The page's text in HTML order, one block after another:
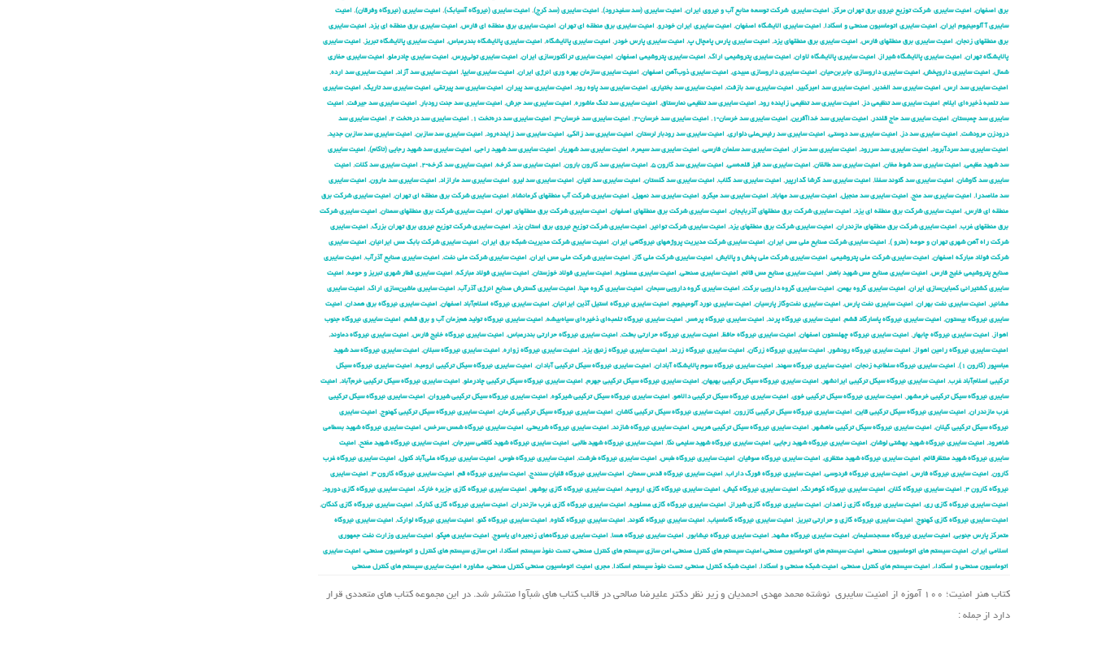
برق اصفهان, امنیت سایبری شركت توزیع نیروی برق تهران مركز , امنیت سایبری شركت توسعه منابع آب و نیروی ایران, امنیت سایبری (سد سفیدرود), امنیت سایبری (سد کرج), امنیت سایبری (نیروگاه آسیابک), امنیت سایبری (نیروگاه وفرقان), امنیت
سایبری آ آلومینیوم ایران, امنیت سایبری اتوماسیون صنعتی و اسکادا, امنیت سایبری الایشگاه اصفهان, امنیت سایبری ایران خودرو, امنیت سایبری برق منطقه ای تهران, امنیت سایبری برق منطقه ای فارس, امنیت سایبری برق منطقه ای یزد, امنیت سایبری
برق منطقهای زنجان, امنیت سایبری برق منطقهای فارس, امنیت سایبری برق منطقهای یزد, امنیت سایبری پارس پامچال پ, امنیت سایبری پارس خودر , امنیت سایبری پالایشگاه, امنیت سایبری پالایشگاه بندرعباس, امنیت سایبری پالایشگاه تبریز , امنیت سایبری
پالایشگاه تهران, امنیت سایبری پالایشگاه شیراز , امنیت سایبری پالایشگاه لاوان, امنیت سایبری پتروشیمی اراک, امنیت سایبری پتروشیمی اصفهان, امنیت سایبری تراکتورسازی ایران, امنیت سایبری تولی‌پرس, امنیت سایبری چادرملو, امنیت سایبری حفاری
شمال, امنیت سایبری داروپخش, امنیت سایبری داروسازی جابربن‌حیان, امنیت سایبری داروسازی عبیدی, امنیت سایبری ذوب‌آهن اصفهان, امنیت سایبری سازمان بهره وری انرژی ایران, امنیت سایبری سایپا, امنیت سایبری سد آزاد, امنیت سایبری سد ارده,
امنیت سایبری سد ارس, امنیت سایبری سد الغدیر , امنیت سایبری سد امیرکبیر , امنیت سایبری سد بازفت, امنیت سایبری سد بختیاری, امنیت سایبری سد پاوه رود, امنیت سایبری سد پیران, امنیت سایبری سد پیرتقی, امنیت سایبری سد تاریک, امنیت سایبری
سد تلمبه ذخیره‌ای ایلام, امنیت سایبری سد تنظیمی دز , امنیت سایبری سد تنظیمی زاینده رود, امنیت سایبری سد تنظیمی نمارستاق, امنیت سایبری سد تنگ ماشوره, امنیت سایبری سد جرش, امنیت سایبری سد جنت رودبار , امنیت سایبری سد جیرفت, امنیت
سایبری سد چمبستان, امنیت سایبری سد حاج قلندر , امنیت سایبری سد خداآفرین, امنیت سایبری سد خرسان-۱ , امنیت سایبری سد خرسان-۲ , امنیت سایبری سد خرسان-۳ , امنیت سایبری سد دره‌تخت ۱ , امنیت سایبری سد دره‌تخت ۲ , امنیت سایبری سد
درودزن مرودشت, امنیت سایبری سد دز , امنیت سایبری سد دوستی, امنیت سایبری سد رئیس‌علی دلواری, امنیت سایبری سد رودبار لرستان, امنیت سایبری سد زالکی, امنیت سایبری سد زاینده‌رود, امنیت سایبری سد سازبن, امنیت سایبری سد سازبن جدید,
امنیت سایبری سد سردآبرود, امنیت سایبری سد سررود, امنیت سایبری سد سزار , امنیت سایبری سد سلمان فارسی, امنیت سایبری سد سیمره, امنیت سایبری سد شهریار , امنیت سایبری سد شهید راجی, امنیت سایبری سد شهید رجایی (تاکام), امنیت سایبری
سد شهید عظیمی, امنیت سایبری سد شوط مغان, امنیت سایبری سد طالقان, امنیت سایبری سد قیز قلعه‌سی, امنیت سایبری سد کارون ۵ , امنیت سایبری سد کارون بارون, امنیت سایبری سد کرخه, امنیت سایبری سد کرخه-۲ , امنیت سایبری سد کلات, امنیت
سایبری سد گاوشان, امنیت سایبری سد گتوند سفلا, امنیت سایبری سد گرشا گدارپیر , امنیت سایبری سد گلاب, امنیت سایبری سد گلستان, امنیت سایبری سد لتیان, امنیت سایبری سد لیرو, امنیت سایبری سد مارازاد, امنیت سایبری سد مارون, امنیت سایبری
سد ملاصدرا, امنیت سایبری سد منج, امنیت سایبری سد منجیل, امنیت سایبری سد مهاباد, امنیت سایبری سد میکرو, امنیت سایبری سد نمهیل, امنیت سایبری شركت آب منطقهای كرمانشاه, امنیت سایبری شركت برق منطقه ای تهران, امنیت سایبری شركت برق
منطقه ای فارس, امنیت سایبری شركت برق منطقه ای یزد, امنیت سایبری شركت برق منطقهای آذربایجان, امنیت سایبری شركت برق منطقهای اصفهان, امنیت سایبری شركت برق منطقهای تهران, امنیت سایبری شركت برق منطقهای سمنان, امنیت سایبری شركت
برق منطقهای غرب, امنیت سایبری شركت برق منطقهای مازندران, امنیت سایبری شركت برق منطقهای یزد, امنیت سایبری شركت توانیر , امنیت سایبری شركت توزیع نیروی برق استان یزد, امنیت سایبری شركت توزیع نیروی برق تهران بزرگ, امنیت سایبری
شركت راه آهن شهری تهران و حومه (مترو ), امنیت سایبری شركت صنایع ملی مس ایران, امنیت سایبری شركت مدیریت پروژههای نیروگاهی ایران, امنیت سایبری شركت مدیریت شبكه برق ایران, امنیت سایبری شرکت بابک مس ایرانیان, امنیت سایبری
شرکت فولاد مبارکه اصفهان, امنیت سایبری شرکت ملی پتروشیمی, امنیت سایبری شرکت ملی پخش و پالایش, امنیت سایبری شرکت ملی گاز , امنیت سایبری شرکت ملی مس ایران, امنیت سایبری شرکت ملی نفت, امنیت سایبری صنایع آذرآب, امنیت سایبری
صنایع پتروشیمی خلیج فارس, امنیت سایبری صنایع مس شهید باهنر , امنیت سایبری صنایع مس قائم, امنیت سایبری صنعتی, امنیت سایبری عسلویه, امنیت سایبری فولاد خوزستان, امنیت سایبری فولاد مبارکه, امنیت سایبری قطار شهری تبریز و حومه, امنیت
سایبری کشتیرانی کمباین‌سازی ایران, امنیت سایبری گروه بهمن, امنیت سایبری گروه دارویی برکت, امنیت سایبری گروه دارویی سبحان, امنیت سایبری گروه مپنا, امنیت سایبری گسترش صنایع انرژی آذرآب, امنیت سایبری ماشین‌سازی اراک, امنیت سایبری
مشانیر , امنیت سایبری نفت بهران, امنیت سایبری نفت پارس, امنیت سایبری نفت‌وگاز پارسیان, امنیت سایبری نورد آلومینیوم, امنیت سایبری نیروگاه استیل آذین ایرانیان, امنیت سایبری نیروگاه اسلام‌آباد اصفهان, امنیت سایبری نیروگاه برق همدان, امنیت
سایبری نیروگاه بیستون, امنیت سایبری نیروگاه پاسارگاد قشم, امنیت سایبری نیروگاه پرند, امنیت سایبری نیروگاه پره‌سر , امنیت سایبری نیروگاه تلمبه‌ای ذخیره‌ای سیاه‌بیشه, امنیت سایبری نیروگاه تولید هم‌زمان آب و برق قشم, امنیت سایبری نیروگاه جنوب
اهواز , امنیت سایبری نیروگاه چابهار , امنیت سایبری نیروگاه چهلستون اصفهان, امنیت سایبری نیروگاه حافظ, امنیت سایبری نیروگاه حرارتی بعثت, امنیت سایبری نیروگاه حرارتی بندرعباس, امنیت سایبری نیروگاه خلیج فارس, امنیت سایبری نیروگاه دماوند,
امنیت سایبری نیروگاه رامین اهواز , امنیت سایبری نیروگاه رودشور , امنیت سایبری نیروگاه زرگان, امنیت سایبری نیروگاه زرند, امنیت سایبری نیروگاه زنبق یزد, امنیت سایبری نیروگاه زواره, امنیت سایبری نیروگاه سبلان, امنیت سایبری نیروگاه سد شهید
عباسپور (کارون ۱)
, امنیت سایبری نیروگاه سلطانیه زنجان, امنیت سایبری نیروگاه سهند, امنیت سایبری نیروگاه سوم پالایشگاه آبادان, امنیت سایبری نیروگاه سیکل ترکیبی آبادان, امنیت سایبری نیروگاه سیکل ترکیبی ارومیه, امنیت سایبری نیروگاه سیکل
ترکیبی اسلام‌آباد غرب, امنیت سایبری نیروگاه سیکل ترکیبی ایرانشهر , امنیت سایبری نیروگاه سیکل ترکیبی بهبهان, امنیت سایبری نیروگاه سیکل ترکیبی جهرم, امنیت سایبری نیروگاه سیکل ترکیبی چادرملو, امنیت سایبری نیروگاه سیکل ترکیبی خرم‌آباد, امنیت
سایبری نیروگاه سیکل ترکیبی خرمشهر , امنیت سایبری نیروگاه سیکل ترکیبی خوی, امنیت سایبری نیروگاه سیکل ترکیبی دالاهو, امنیت سایبری نیروگاه سیکل ترکیبی شیرکوه, امنیت سایبری نیروگاه سیکل ترکیبی شیروان, امنیت سایبری نیروگاه سیکل ترکیبی
غرب مازندران, امنیت سایبری نیروگاه سیکل ترکیبی قاین, امنیت سایبری نیروگاه سیکل ترکیبی کازرون, امنیت سایبری نیروگاه سیکل ترکیبی کاشان, امنیت سایبری نیروگاه سیکل ترکیبی کرمان, امنیت سایبری نیروگاه سیکل ترکیبی کهنوج, امنیت سایبری
نیروگاه سیکل ترکیبی گیلان, امنیت سایبری نیروگاه سیکل ترکیبی ماهشهر , امنیت سایبری نیروگاه سیکل ترکیبی هریس, امنیت سایبری نیروگاه شازند, امنیت سایبری نیروگاه شریعتی, امنیت سایبری نیروگاه شمس سرخس, امنیت سایبری نیروگاه شهید بسطامی
شاهرود, امنیت سایبری نیروگاه شهید بهشتی لوشان, امنیت سایبری نیروگاه شهید رجایی, امنیت سایبری نیروگاه شهید سلیمی نکا, امنیت سایبری نیروگاه شهید طالبی, امنیت سایبری نیروگاه شهید کاظمی سیرجان, امنیت سایبری نیروگاه شهید مفتح, امنیت
سایبری نیروگاه شهید منتظرقائم, امنیت سایبری نیروگاه شهید منتظری, امنیت سایبری نیروگاه صوفیان, امنیت سایبری نیروگاه طبس, امنیت سایبری نیروگاه طرشت, امنیت سایبری نیروگاه طوس, امنیت سایبری نیروگاه علی‌آباد کتول, امنیت سایبری نیروگاه غرب
کارون, امنیت سایبری نیروگاه فارس, امنیت سایبری نیروگاه فردوسی, امنیت سایبری نیروگاه فورگ داراب, امنیت سایبری نیروگاه قدس سمنان, امنیت سایبری نیروگاه قلیان سنندج, امنیت سایبری نیروگاه قم, امنیت سایبری نیروگاه کارون ۳ , امنیت سایبری
نیروگاه کارون ۴
, امنیت سایبری نیروگاه کلان, امنیت سایبری نیروگاه کوهرنگ, امنیت سایبری نیروگاه کیش, امنیت سایبری نیروگاه گازی ارومیه, امنیت سایبری نیروگاه گازی بوشهر , امنیت سایبری نیروگاه گازی جزیره خارک, امنیت سایبری نیروگاه گازی دورود,
امنیت سایبری نیروگاه گازی ری, امنیت سایبری نیروگاه گازی زاهدان, امنیت سایبری نیروگاه گازی شیراز , امنیت سایبری نیروگاه گازی عسلویه, امنیت سایبری نیروگاه گازی غرب مازندران, امنیت سایبری نیروگاه گازی کنارک, امنیت سایبری نیروگاه گازی کنگان,
امنیت سایبری نیروگاه گازی کهنوج, امنیت سایبری نیروگاه گازی و حرارتی تبریز , امنیت سایبری نیروگاه گاماسیاب, امنیت سایبری نیروگاه گتوند, امنیت سایبری نیروگاه گناوه, امنیت سایبری نیروگاه گنو, امنیت سایبری نیروگاه لوارک, امنیت سایبری نیروگاه
متمرکز پارس جنوبی, امنیت سایبری نیروگاه مسجدسلیمان, امنیت سایبری نیروگاه مشهد, امنیت سایبری نیروگاه نیشابور , امنیت سایبری نیروگاه هسا, امنیت سایبری نیروگاه‌های زنجیره‌ای یاسوج, امنیت سایبری هپکو, امنیت سایبری وزارت نفت جمهوری
اسلامی ایران, امنیت سیستم های اتوماسیون صنعتی, امنیت سیستم های اتوماسیون صنعتی،امنیت سیستم های کنترل صنعتی،امن سازی سیستم های کنترل صنعتی، تست نفوذ سیستم اسکادا، امن سازی سیستم های کنترل و اتوماسیون صنعتی، امنیت سایبری
اتوماسیون صنعتی و اسکادا،, امنیت سیستم های کنترل صنعتی, امنیت شبکه صنعتی و اسکادا, امنیت شبکه کنترل صنعتی,تست نفوذ سیستم اسکادا, مجری امنیت اتوماسیون صنعتی کنترل صنعتی, مشاوره امنیت سایبری سیستم های کنترل صنعتی
کتاب هنر امنیت؛ ۱۰۰ آموزه از امنیت سایبری نوشته محمد مهدی احمدیان و زیر نظر دکتر علیرضا صالحی در قالب کتاب های شبآوا منتشر شد. در این مجموعه کتاب های متعددی قرار
دارد از جمله :